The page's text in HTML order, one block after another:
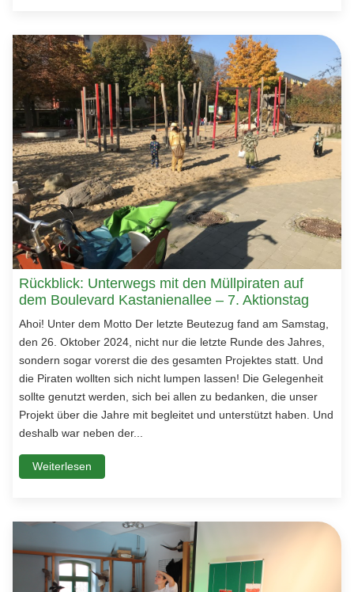
Rückblick: Unterwegs mit den Müllpiraten auf
dem Boulevard Kastanienallee – 7. Aktionstag
Ahoi! Unter dem Motto Der letzte Beutezug fand am Samstag,
den 26. Oktober 2024, nicht nur die letzte Runde des Jahres,
sondern sogar vorerst die des gesamten Projektes statt. Und
die Piraten wollten sich nicht lumpen lassen! Die Gelegenheit
sollte genutzt werden, sich bei allen zu bedanken, die unser
Projekt über die Jahre mit begleitet und unterstützt haben. Und
deshalb war neben der...
Weiterlesen